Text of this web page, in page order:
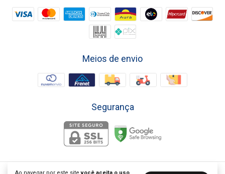
Meios de envio
Segurança